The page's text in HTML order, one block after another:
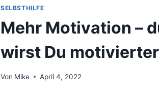
SELBSTHILFE
Mehr Motivation –
wirst Du
Von Mike April 4, 2022